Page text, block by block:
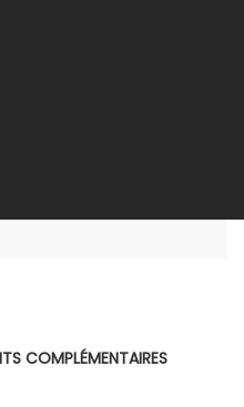
COMPLÉMENTAIRES